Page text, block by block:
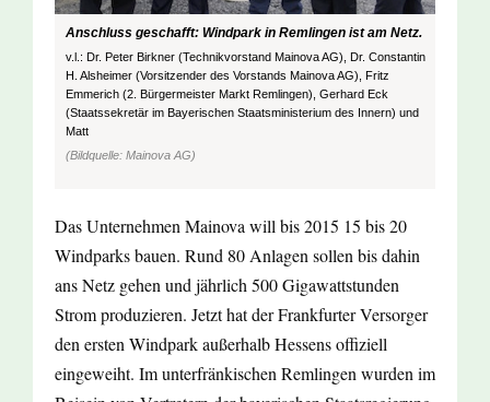
Anschluss geschafft: Windpark in Remlingen ist am Netz.
v.l.: Dr. Peter Birkner (Technikvorstand Mainova AG), Dr. Constantin
H. Alsheimer (Vorsitzender des Vorstands Mainova AG), Fritz
Emmerich (2. Bürgermeister Markt Remlingen), Gerhard Eck
(Staatssekretär im Bayerischen Staatsministerium des Innern) und
Matt
(Bildquelle: Mainova AG)
Das Unternehmen Mainova will bis 2015 15 bis 20
Windparks bauen. Rund 80 Anlagen sollen bis dahin
ans Netz gehen und jährlich 500 Gigawattstunden
Strom produzieren. Jetzt hat der Frankfurter Versorger
den ersten Windpark außerhalb Hessens offiziell
eingeweiht. Im unterfränkischen Remlingen wurden im